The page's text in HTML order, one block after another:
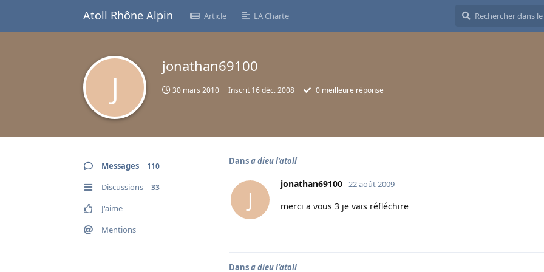
Atoll Rhône Alpin Article LA Charte
J
jonathan69100
30 mars 2010 Inscrit 16 déc. 2008 0 meilleure réponse
Messages 110
Discussions 33
J'aime
Mentions
Dansa dieu l'atoll
J
jonathan69100 22 août 2009
merci a vous 3 je vais réfléchire
Dansa dieu l'atoll